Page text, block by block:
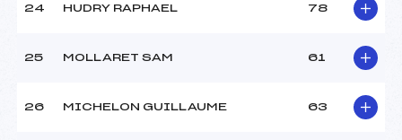
24 HUDRY RAPHAEL 78
25 MOLLARET SAM 61
26 MICHELON GUILLAUME 63